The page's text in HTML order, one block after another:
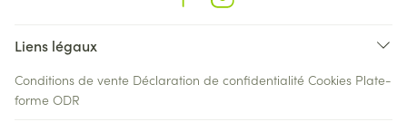
Liens légaux
Conditions de vente Déclaration de confidentialité Cookies Plate-
forme ODR